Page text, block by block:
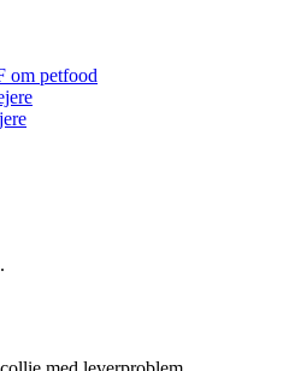
om petfood
.